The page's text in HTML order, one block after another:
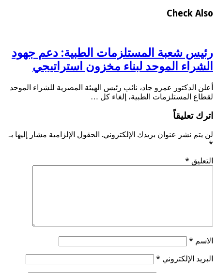
Check Also
رئيس شعبة المستلزمات الطبية: دعم جهود
الشراء الموحد لبناء مخزون استراتيجي
أعلن الدكتور عمرو جاد، نائب رئيس الهيئة المصرية للشراء الموحد
لقطاع المستلزمات الطبية، إلغاء كل …
اترك تعليقاً
لن يتم نشر عنوان بريدك الإلكتروني. الحقول الإلزامية مشار إليها بـ
*
التعليق *
الاسم *
البريد الإلكتروني *